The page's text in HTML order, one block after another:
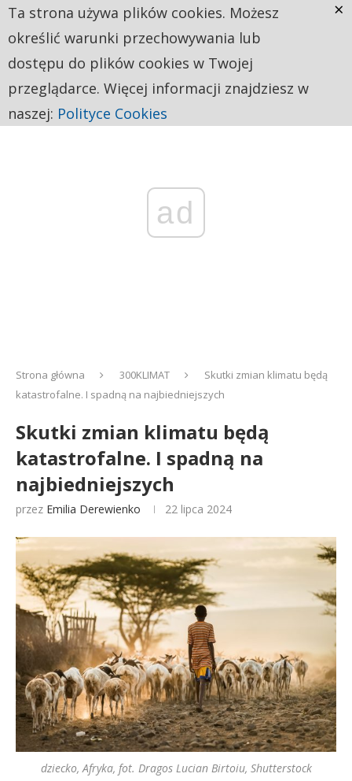
ad
Strona główna 300KLIMAT
Skutki zmian klimatu będą
katastrofalne. I spadną na najbiedniejszych
Skutki zmian klimatu będą
katastrofalne. I spadną na
najbiedniejszych
przez Emilia Derewienko 22 lipca 2024
dziecko, Afryka, fot. Dragos Lucian Birtoiu, Shutterstock
Ta strona używa plików cookies. Możesz
określić warunki przechowywania lub
dostępu do plików cookies w Twojej
przeglądarce. Więcej informacji znajdziesz w
naszej: Polityce Cookies
×